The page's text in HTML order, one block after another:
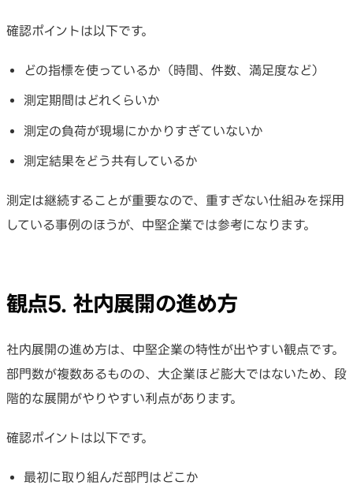
確認ポイントは以下です。
どの指標を使っているか（時間、件数、満足度など）
測定期間はどれくらいか
測定の負荷が現場にかかりすぎていないか
測定結果をどう共有しているか
測定は継続することが重要なので、重すぎない仕組みを採用
している事例のほうが、中堅企業では参考になります。
観点5. 社内展開の進め方
社内展開の進め方は、中堅企業の特性が出やすい観点です。
部門数が複数あるものの、大企業ほど膨大ではないため、段
階的な展開がやりやすい利点があります。
確認ポイントは以下です。
最初に取り組んだ部門はどこか